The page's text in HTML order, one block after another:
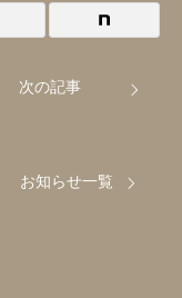
次の記事
お知らせ一覧